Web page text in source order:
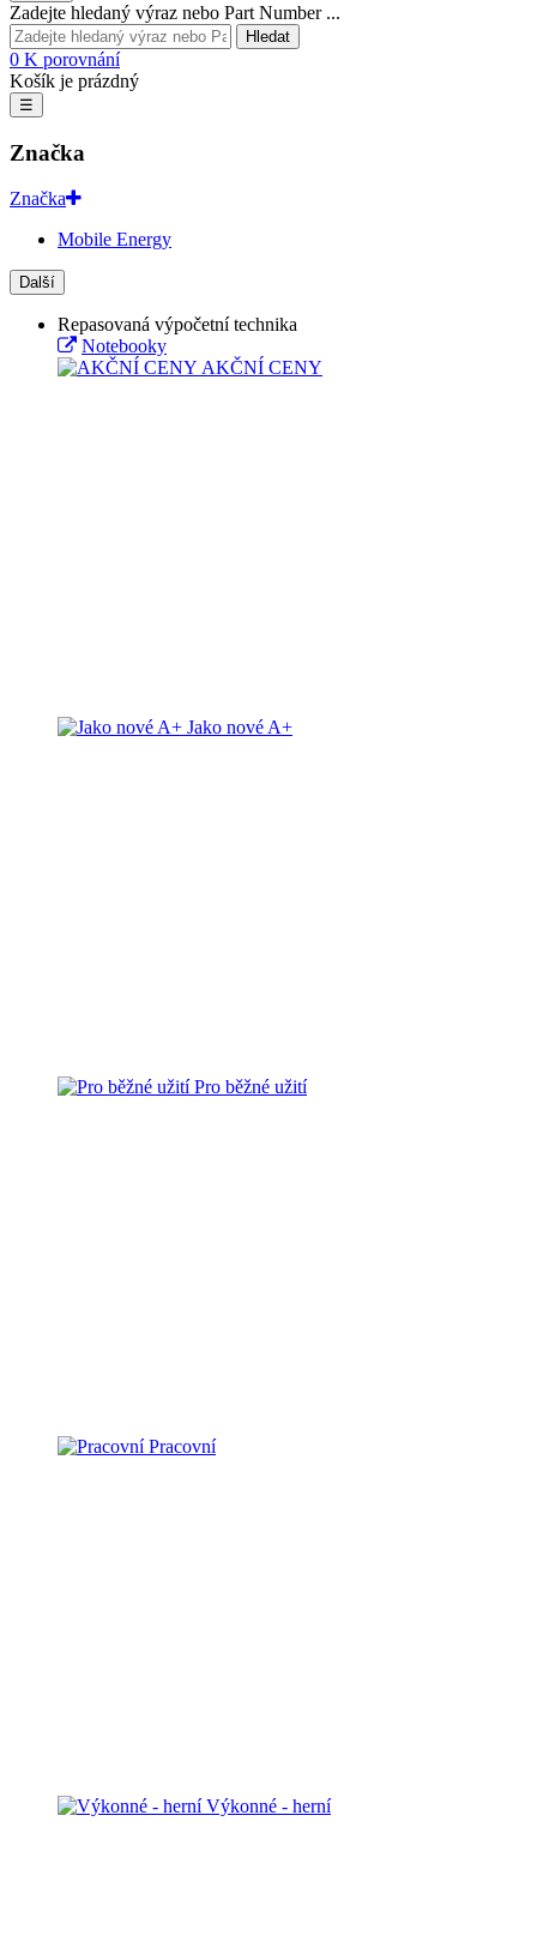
Zadejte hledaný výraz nebo Part Number ...
Hledat
0 K porovnání
Košík je prázdný
☰
Značka
Značka
Mobile Energy
Další
Repasovaná výpočetní technika
Notebooky
AKČNÍ CENY
Jako nové A+
Pro běžné užití
Pracovní
Výkonné - herní